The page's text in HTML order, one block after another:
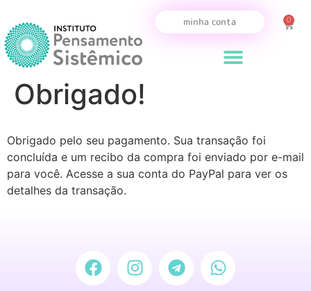
minha conta 0
Obrigado!
Obrigado pelo seu pagamento. Sua transação foi
concluída e um recibo da compra foi enviado por e-mail
para você. Acesse a sua conta do PayPal para ver os
detalhes da transação.